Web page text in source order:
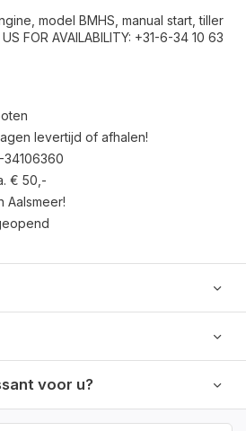
model BMHS, manual start, tiller
FOR AVAILABILITY: +31-6-34 10 63
levertijd of afhalen!
34106360
€ 50,-
Aalsmeer!
voor u?